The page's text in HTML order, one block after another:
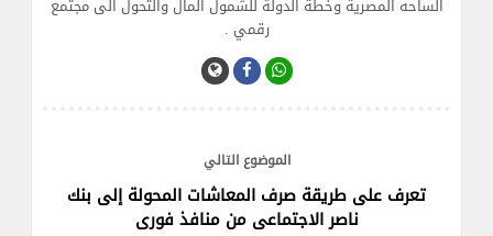
الساحه المصرية وخطة الدولة للشمول المال والتحول الى مجتمع
رقمي .
الموضوع التالي
تعرف على طريقة صرف المعاشات المحولة إلى بنك
ناصر الاجتماعى من منافذ فورى